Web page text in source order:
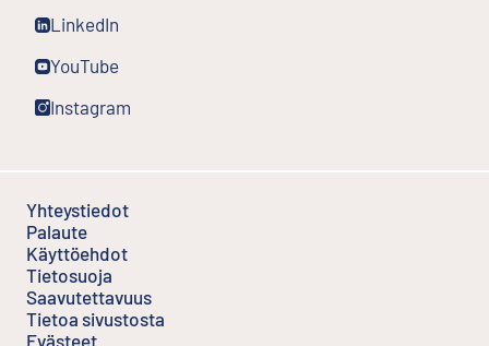
LinkedIn
Ulkoinen linkki
YouTube
Ulkoinen linkki
Instagram
Ulkoinen linkki
Yhteystiedot
Palaute
Käyttöehdot
Tietosuoja
Saavutettavuus
Tietoa sivustosta
Evästeet